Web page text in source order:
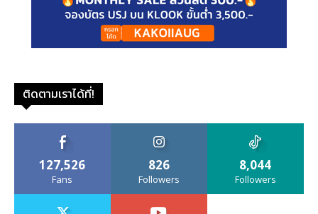
ติดตามเราได้ที่!
127,526
Fans
826
Followers
8,044
Followers